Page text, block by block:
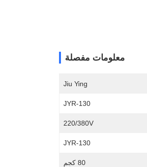
معلومات مفصلة
Jiu Ying
JYR-130
220/380V
JYR-130
80 كجم